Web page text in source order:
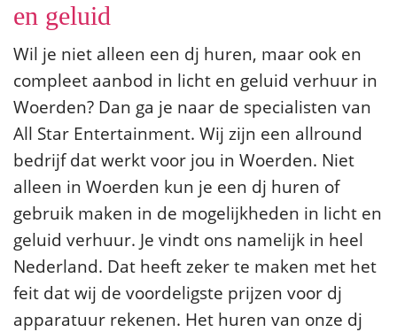
en geluid
Wil je niet alleen een dj huren, maar ook en
compleet aanbod in licht en geluid verhuur in
Woerden? Dan ga je naar de specialisten van
All Star Entertainment. Wij zijn een allround
bedrijf dat werkt voor jou in Woerden. Niet
alleen in Woerden kun je een dj huren of
gebruik maken in de mogelijkheden in licht en
geluid verhuur. Je vindt ons namelijk in heel
Nederland. Dat heeft zeker te maken met het
feit dat wij de voordeligste prijzen voor dj
apparatuur rekenen. Het huren van onze dj